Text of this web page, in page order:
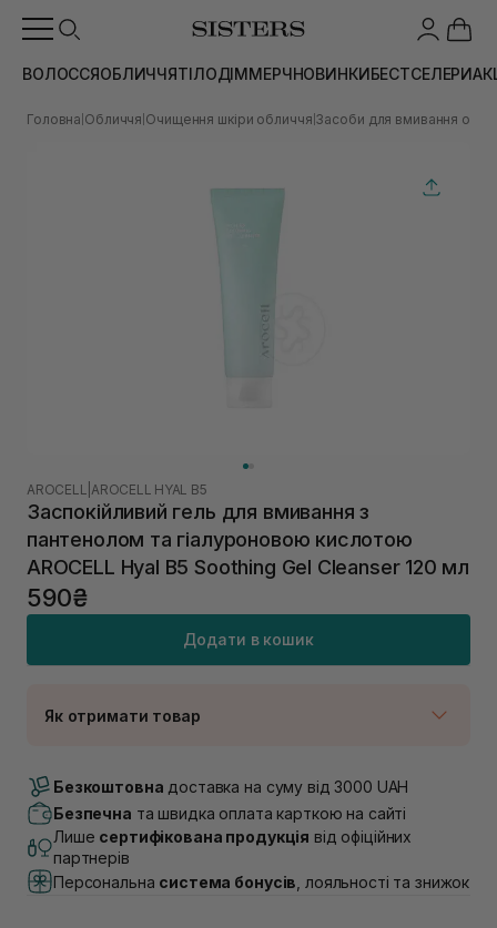
ВОЛОССЯОБЛИЧЧЯТІЛОДІММЕРЧНОВИНКИБЕСТСЕЛЕРИ
Головна Обличчя Очищення шкіри обличчя Засоби для вмивання
AROCELL |AROCELL HYAL B5
Заспокійливий гель для вмивання з
пантенолом та гіалуроновою кислотою
AROCELL Hyal B5 Soothing Gel Cleanser 120 мл
590₴
Додати в кошик
Як отримати товар
В наявності
Самовивіз м. Луцьк, вул. Винниченка 4
В наявності
Самовивіз м. Львів, вул. Академіка Підстригача, 1В
(Duck’s Lake)
В наявності
Безкоштовна доставка на суму від 3000 UAH
Безпечна та швидка оплата карткою на сайті
Лише сертифікована продукція від офіційних
партнерів
Персональна система бонусів , лояльності та знижок